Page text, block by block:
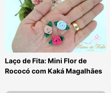
Laço de Fita: Mini Flor de
Rococó com Kaká Magalhães